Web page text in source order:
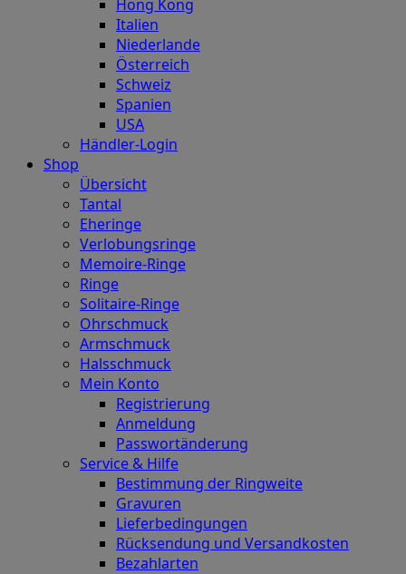
Hong Kong
Italien
Niederlande
Österreich
Schweiz
Spanien
USA
Händler-Login
Shop
Übersicht
Tantal
Eheringe
Verlobungsringe
Memoire-Ringe
Ringe
Solitaire-Ringe
Ohrschmuck
Armschmuck
Halsschmuck
Mein Konto
Registrierung
Anmeldung
Passwortänderung
Service & Hilfe
Bestimmung der Ringweite
Gravuren
Lieferbedingungen
Rücksendung und Versandkosten
Bezahlarten